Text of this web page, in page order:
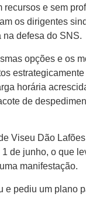
e sem
os dirigentes
defesa do SNS.
opções e os
horária
de
Viseu Dão
de junho, o que
manifestação.
e pediu um plano